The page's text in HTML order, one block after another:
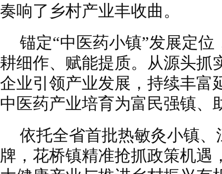
奏响了乡村产业丰收曲。
锚定“中医药小镇”发展定
耕细作、赋能提质。从源头抓
企业引领产业发展，持续丰富
中医药产业培育为富民强镇、
依托全省首批热敏灸小镇
牌，花桥镇精准抢抓政策机遇